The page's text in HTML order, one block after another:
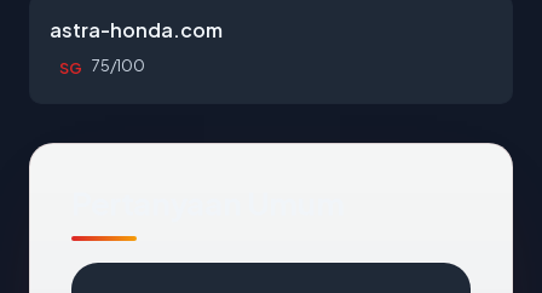
astra-honda.com
SG 75/100